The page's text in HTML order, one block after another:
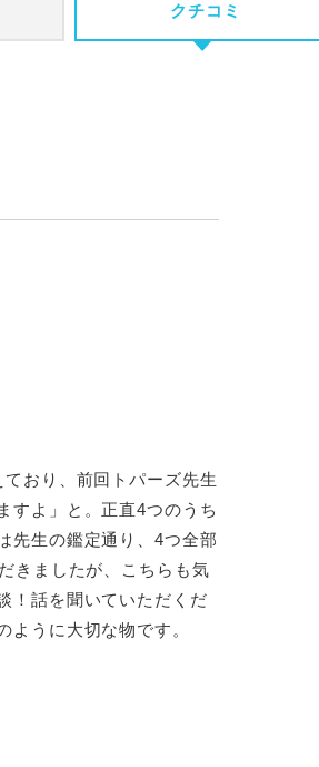
クチコミ
おり、前回トパーズ先生
すよ」と。正直4つのうち
先生の鑑定通り、4つ全部
きましたが、こちらも気
！話を聞いていただくだ
うに大切な物です。